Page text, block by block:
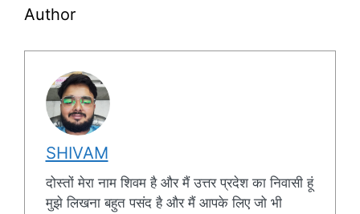
Author
SHIVAM
दोस्तों मेरा नाम शिवम है और मैं उत्तर प्रदेश का निवासी हूं
मुझे लिखना बहुत पसंद है और मैं आपके लिए जो भी